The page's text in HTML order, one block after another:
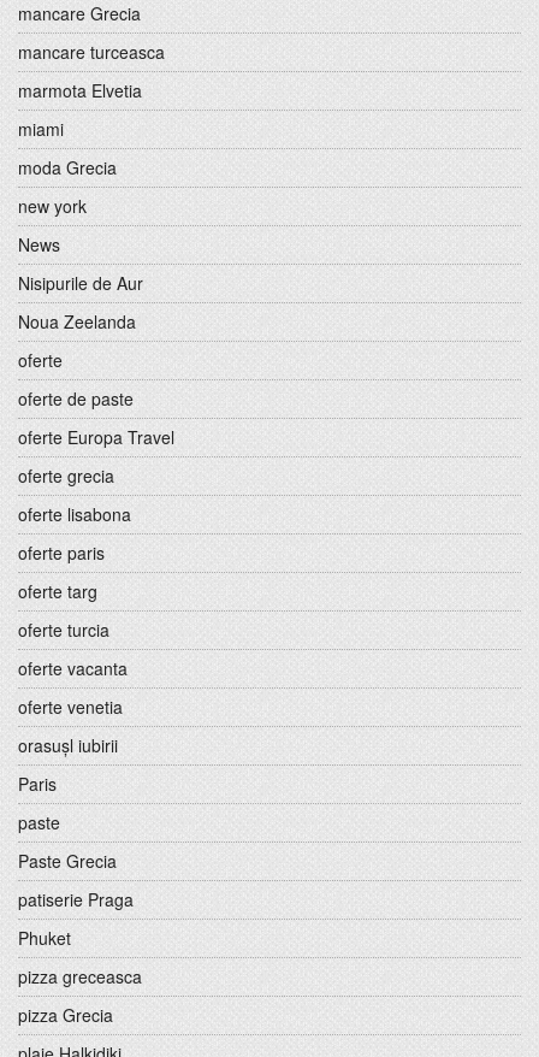
mancare Grecia
mancare turceasca
marmota Elvetia
miami
moda Grecia
new york
News
Nisipurile de Aur
Noua Zeelanda
oferte
oferte de paste
oferte Europa Travel
oferte grecia
oferte lisabona
oferte paris
oferte targ
oferte turcia
oferte vacanta
oferte venetia
orasușl iubirii
Paris
paste
Paste Grecia
patiserie Praga
Phuket
pizza greceasca
pizza Grecia